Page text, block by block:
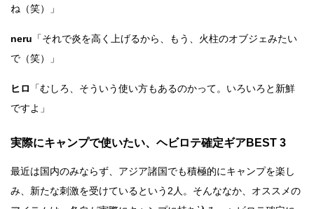
ね（笑）」
neru 「それで炎を高く上げるから、もう、火柱のオブジェみたい
で（笑）」
ヒロ
「むしろ、そういう使い方もあるのかって。いろいろと新鮮
ですよ」
実際にキャンプで使いたい、ヘビロテ確定ギアBEST 3
最近は国内のみならず、アジア諸国でも積極的にキャンプを楽し
み、新たな刺激を受けているという2人。そんななか、オススメの